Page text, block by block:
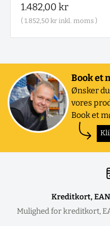
Salgspris
1.482,00 kr
( 1.852,50 kr inkl. moms )
Book et
Ønsker
vores
Book et
Kreditkort,
Mulighed for kreditkort,